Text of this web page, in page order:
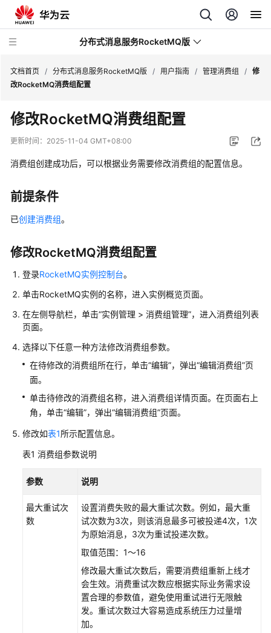
分布式消息服务RocketMQ版
新
动
务
公
告
产
品
介
计
费
明
速
用
户
指
南
RocketMQ
文档首页 / 分布式消息服务RocketMQ版 / 用户指南 / 管理消费组 / 修
改RocketMQ消费组配置
修改RocketMQ消费组配置
更新时间： 2025-11-04 GMT+08:00
消费组创建成功后，可以根据业务需要修改消费组的配置信息。
前提条件
已创建消费组。
修改RocketMQ消费组配置
登录RocketMQ实例控制台。
单击RocketMQ实例的名称，进入实例概览页面。
在左侧导航栏，单击“实例管理 > 消费组管理”，进入消费组列表
页面。
选择以下任意一种方法修改消费组参数。
在待修改的消费组所在行，单击“编辑”，弹出“编辑消费组”页
面。
单击待修改的消费组名称，进入消费组详情页面。在页面右上
角，单击“编辑”，弹出“编辑消费组”页面。
修改如表1所示配置信息。
表1 消费组参数说明
参数 说明
最大重试次
数
设置消费失败的最大重试次数。例如，最大重
试次数为3次，则该消息最多可被投递4次，1次
为原始消息，3次为重试投递次数。
取值范围：1～16
修改最大重试次数后，需要消费组重新上线才
会生效。消费重试次数应根据实际业务需求设
置合理的参数值，避免使用重试进行无限触
发。重试次数过大容易造成系统压力过量增
加。